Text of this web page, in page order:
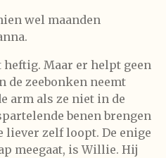
wel maanden
Maar er helpt geen
de zeebonken neemt
arm als ze niet in de
benen brengen
liever zelf loopt. De enige
meegaat, is Willie. Hij